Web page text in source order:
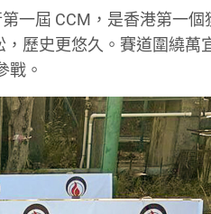
一屆 CCM，是香港第一
歷史更悠久。賽道圍繞萬
戰。